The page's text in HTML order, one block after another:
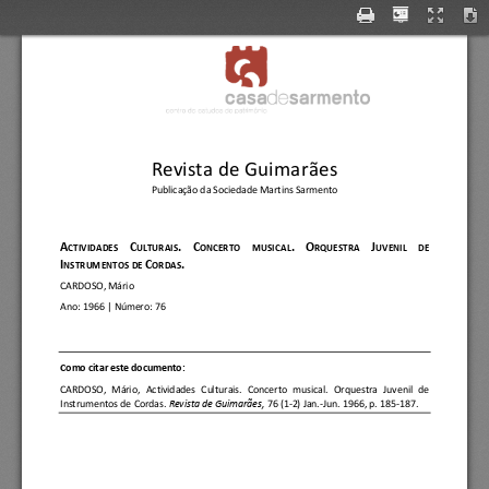
Revista de Guimarães
Publicação da Sociedade Martins Sarmento
A CTIVIDADES CULTURAIS C ONCERTO     MUSICAL O RQUESTRA J UVENIL     DE
I NSTRUMENTOS DE
CORDAS
CARDOSO, Mário
CARDOSO,  Mário
, Actividades  Culturais.  Concerto  musical.  Orquestra  Juvenil  de
Instrumentos de Cordas. Revista de Guimarães, 76 (1- 2) Jan.- Jun. 1966, p. 185
-187.